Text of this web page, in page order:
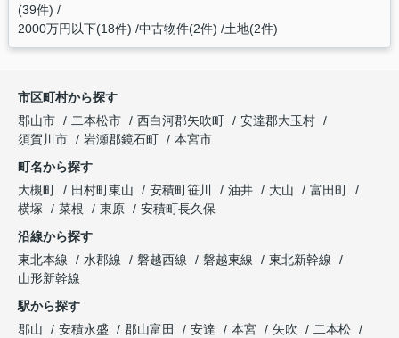
(39件)
2000万円以下(18件) 中古物件(2件) 土地(2件)
市区町村から探す
郡山市
二本松市 西白河郡矢吹町
安達郡大玉村
須賀川市
岩瀬郡鏡石町
本宮市
町名から探す
大槻町
田村町東山 安積町笹川 油井 大山
富田町
横塚
菜根 東原
安積町長久保
沿線から探す
東北本線
水郡線 磐越西線 磐越東線
東北新幹線
山形新幹線
駅から探す
郡山
安積永盛 郡山富田 安達 本宮 矢吹
二本松